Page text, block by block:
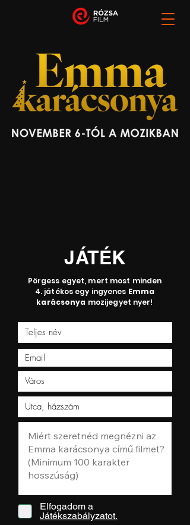
JÁTÉK
Pörgess egyet, mert most minden
4. játékos egy ingyenes Emma
karácsonya mozijegyet nyer!
Elfogadom a
Játékszabályzatot.